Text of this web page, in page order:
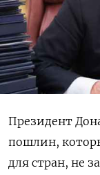
Президент
пошлин,
для стран, не